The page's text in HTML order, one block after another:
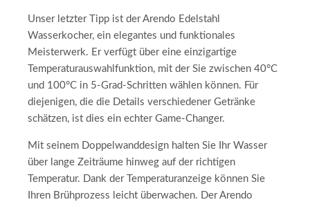
Unser letzter Tipp ist der Arendo Edelstahl
Wasserkocher, ein elegantes und funktionales
Meisterwerk. Er verfügt über eine einzigartige
Temperaturauswahlfunktion, mit der Sie zwischen 40°C
und 100°C in 5-Grad-Schritten wählen können. Für
diejenigen, die die Details verschiedener Getränke
schätzen, ist dies ein echter Game-Changer.
Mit seinem Doppelwanddesign halten Sie Ihr Wasser
über lange Zeiträume hinweg auf der richtigen
Temperatur. Dank der Temperaturanzeige können Sie
Ihren Brühprozess leicht überwachen. Der Arendo